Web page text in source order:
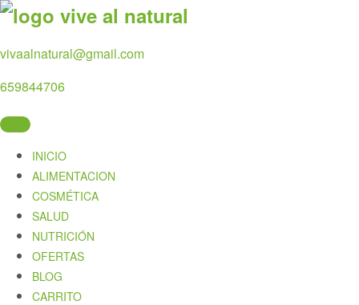
Skip
content
vivaalnatural@gmail.com
659844706
INICIO
ALIMENTACION
COSMÉTICA
SALUD
NUTRICIÓN
OFERTAS
BLOG
CARRITO